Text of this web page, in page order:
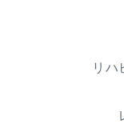
リハ